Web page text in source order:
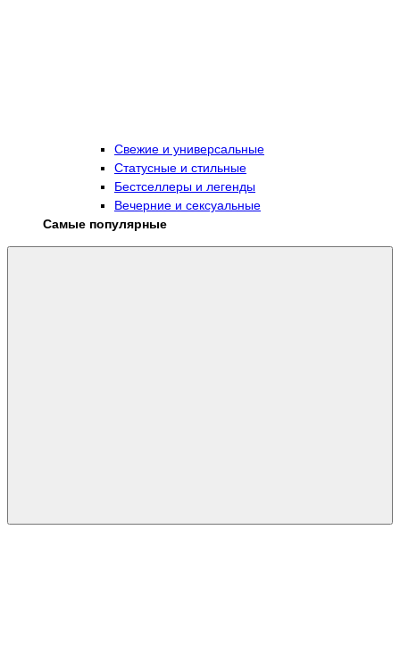
Свежие и универсальные
Статусные и стильные
Бестселлеры и легенды
Вечерние и сексуальные
Самые популярные